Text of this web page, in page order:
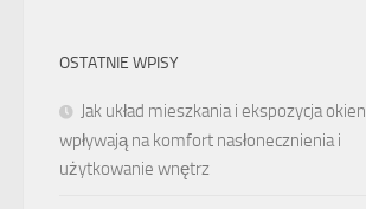
OSTATNIE WPISY
Jak układ mieszkania i ekspozycja okien
wpływają na komfort nasłonecznienia i
użytkowanie wnętrz